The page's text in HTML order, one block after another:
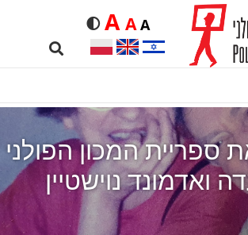
Rozmiar czcionki
A
Domyślna
A
Średnia
A
Duża
Search …
ספריית המכון הפולני
ואדמונד נוישטיין